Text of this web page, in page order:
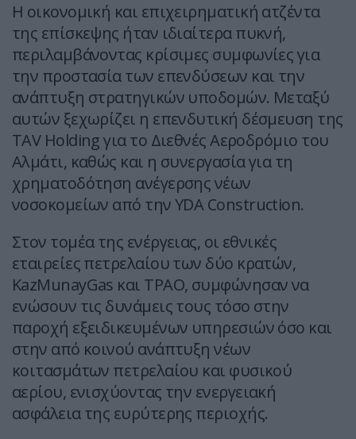
Η οικονομική και επιχειρηματική ατζέντα
της επίσκεψης ήταν ιδιαίτερα πυκνή,
περιλαμβάνοντας κρίσιμες συμφωνίες για
την προστασία των επενδύσεων και την
ανάπτυξη στρατηγικών υποδομών. Μεταξύ
αυτών ξεχωρίζει η επενδυτική δέσμευση της
TAV Holding για το Διεθνές Αεροδρόμιο του
Αλμάτι, καθώς και η συνεργασία για τη
χρηματοδότηση ανέγερσης νέων
νοσοκομείων από την YDA Construction.
Στον τομέα της ενέργειας, οι εθνικές
εταιρείες πετρελαίου των δύο κρατών,
KazMunayGas και TPAO, συμφώνησαν να
ενώσουν τις δυνάμεις τους τόσο στην
παροχή εξειδικευμένων υπηρεσιών όσο και
στην από κοινού ανάπτυξη νέων
κοιτασμάτων πετρελαίου και φυσικού
αερίου, ενισχύοντας την ενεργειακή
ασφάλεια της ευρύτερης περιοχής.